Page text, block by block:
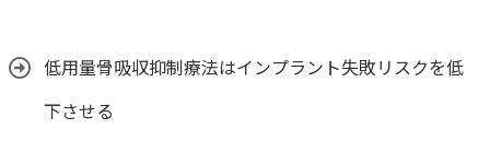
低用量骨吸収抑制療法はインプラント失敗リスクを低
下させる